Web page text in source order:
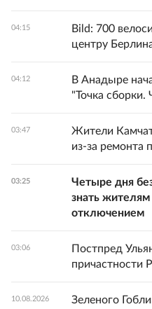
04:15
Bild: 700
центру
04:12
В Анадыре
"Точка сборки.
03:47
Жители
из-за
03:25
Четыре дня
знать
отключением
03:06
Постпред
10.08.2026
Зеленого